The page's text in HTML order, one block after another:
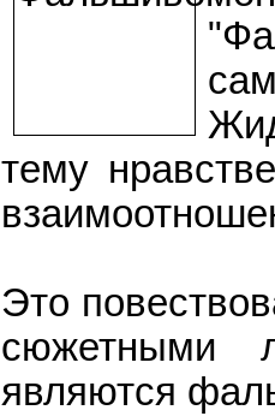
тему
Это
сюжетными
являются